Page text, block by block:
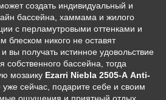
создать индивидуальный и
бассейна, хаммама и жилого
с перламутровыми оттенками и
блеском никого не оставят
вы получать истинное удовольствие
собственного бассейна, тогда
мозаику Ezarri Niebla 2505-А Anti-
сейчас, подарите себе и своим